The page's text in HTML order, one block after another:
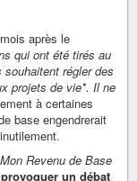
après le
qui ont été tirés au
souhaitent régler des
projets de vie*. Il ne
à certaines
base engendrerait
Mon Revenu de Base
un débat